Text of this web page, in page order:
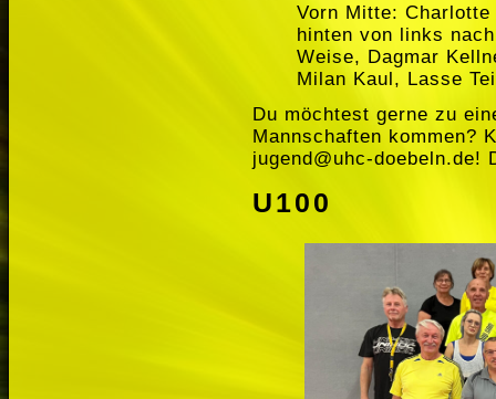
Vorn Mitte:
hinten von links
Weise, Dagmar
Milan Kaul, Lasse
Du möchtest gerne zu
Mannschaften kommen?
jugend@uhc-doebeln.de!
U100